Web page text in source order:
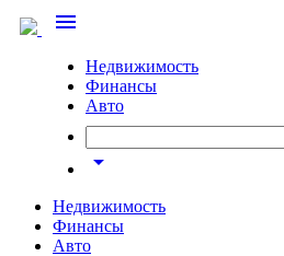
menu
Недвижимость
Финансы
Авто
arrow_drop_down
Недвижимость
Финансы
Авто